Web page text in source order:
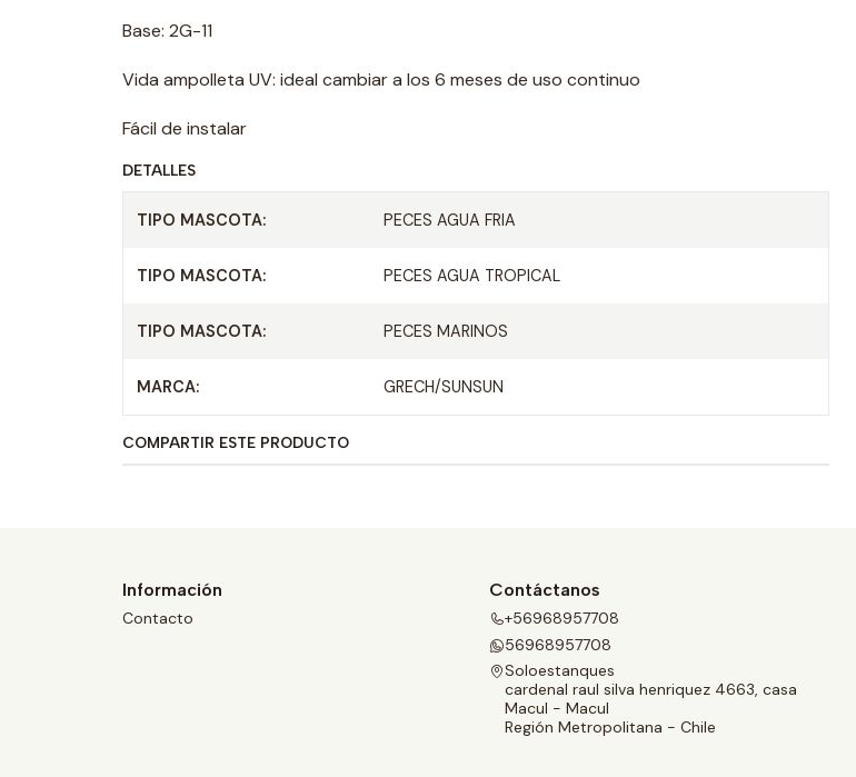
Base: 2G-11
Vida ampolleta UV: ideal cambiar a los 6 meses de uso continuo
Fácil de instalar
DETALLES
TIPO MASCOTA: PECES AGUA FRIA
TIPO MASCOTA: PECES AGUA TROPICAL
TIPO MASCOTA: PECES MARINOS
MARCA: GRECH/SUNSUN
COMPARTIR ESTE PRODUCTO
Información
Contacto
Contáctanos
+56968957708
56968957708
Soloestanques
cardenal raul silva henriquez 4663, casa
Macul - Macul
Región Metropolitana - Chile